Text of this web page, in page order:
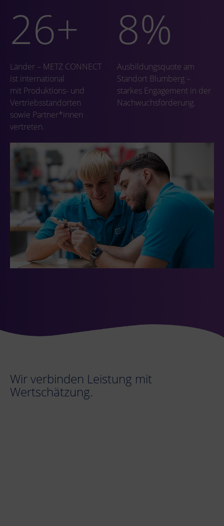
26+
Länder – METZ CONNECT
ist international
mit Produktions- und
Vertriebsstandorten
sowie Partner*innen
vertreten.
8%
Ausbildungsquote am
Standort Blumberg –
starkes Engagement in der
Nachwuchsförderung.
Wir verbinden Leistung mit
Wertschätzung.